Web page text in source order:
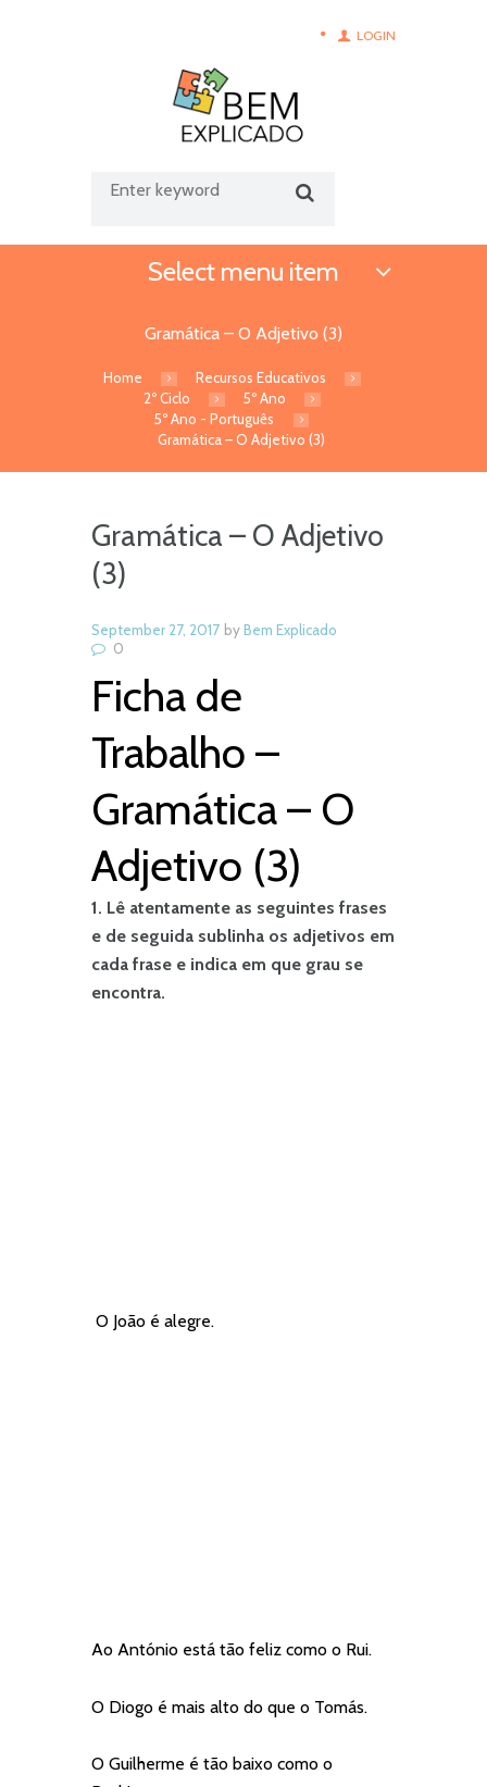
LOGIN
Select menu item
Gramática – O Adjetivo (3)
Home
Recursos Educativos
2º Ciclo
5º Ano
5º Ano - Português
Gramática – O Adjetivo (3)
Gramática – O Adjetivo
(3)
September 27, 2017 byBem Explicado
0
Ficha de
Trabalho –
Gramática – O
Adjetivo (3)
1. Lê atentamente as seguintes frases
e de seguida sublinha os adjetivos em
cada frase e indica em que grau se
encontra.
O João é alegre.
Ao António está tão feliz como o Rui.
O Diogo é mais alto do que o Tomás.
O Guilherme é tão baixo como o